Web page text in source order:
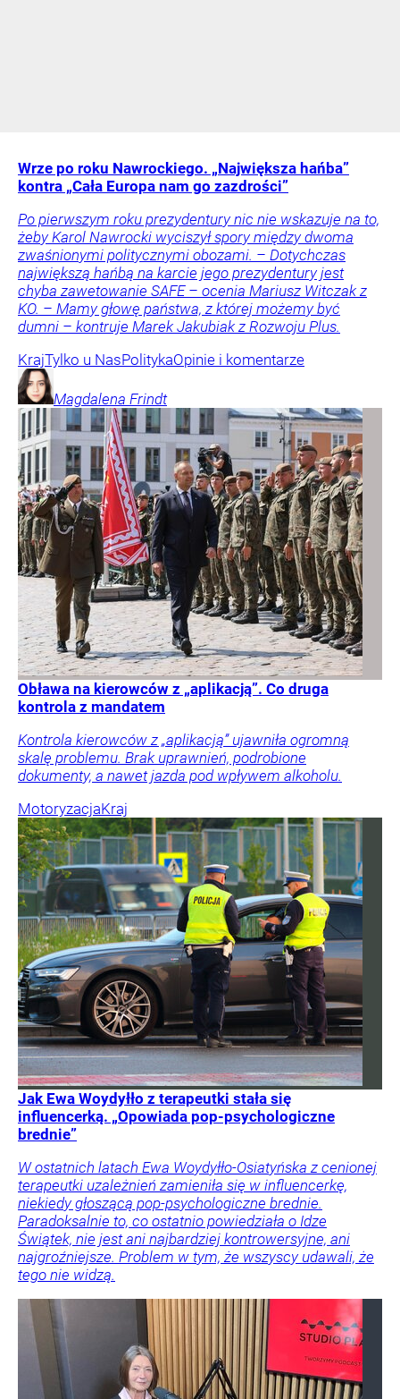
Wrze po roku Nawrockiego. „Największa hańba”
kontra „Cała Europa nam go zazdrości”
Po pierwszym roku prezydentury nic nie wskazuje na to,
żeby Karol Nawrocki wyciszył spory między dwoma
zwaśnionymi politycznymi obozami. – Dotychczas
największą hańbą na karcie jego prezydentury jest
chyba zawetowanie SAFE – ocenia Mariusz Witczak z
KO. – Mamy głowę państwa, z której możemy być
dumni – kontruje Marek Jakubiak z Rozwoju Plus.
KrajTylko u NasPolitykaOpinie i komentarze
Magdalena Frindt
Obława na kierowców z „aplikacją”. Co druga
kontrola z mandatem
Kontrola kierowców z „aplikacją” ujawniła ogromną
skalę problemu. Brak uprawnień, podrobione
dokumenty, a nawet jazda pod wpływem alkoholu.
MotoryzacjaKraj
Jak Ewa Woydyłło z terapeutki stała się
influencerką. „Opowiada pop-psychologiczne
brednie”
W ostatnich latach Ewa Woydyłło-Osiatyńska z cenionej
terapeutki uzależnień zamieniła się w influencerkę,
niekiedy głoszącą pop-psychologiczne brednie.
Paradoksalnie to, co ostatnio powiedziała o Idze
Świątek, nie jest ani najbardziej kontrowersyjne, ani
najgroźniejsze. Problem w tym, że wszyscy udawali, że
tego nie widzą.